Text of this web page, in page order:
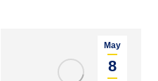
May
8